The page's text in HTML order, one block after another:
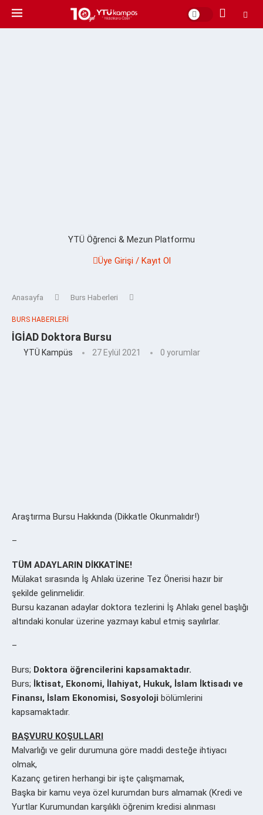
YTÜ Öğrenci & Mezun Platformu
Üye Girişi / Kayıt Ol
Anasayfa Burs Haberleri
BURS HABERLERI
İGİAD Doktora Bursu
YTÜ Kampüs 27 Eylül 2021 0 yorumlar
Araştırma Bursu Hakkında (Dikkatle Okunmalıdır!)
–
TÜM ADAYLARIN DİKKATİNE!
Mülakat sırasında İş Ahlakı üzerine Tez Önerisi hazır bir
şekilde gelinmelidir.
Bursu kazanan adaylar doktora tezlerini İş Ahlakı genel başlığı
altındaki konular üzerine yazmayı kabul etmiş sayılırlar.
–
Burs; Doktora öğrencilerini kapsamaktadır.
Burs; İktisat, Ekonomi, İlahiyat, Hukuk, İslam İktisadı ve
Finansı, İslam Ekonomisi, Sosyoloji bölümlerini
kapsamaktadır.
BAŞVURU KOŞULLARI
Malvarlığı ve gelir durumuna göre maddi desteğe ihtiyacı
olmak,
Kazanç getiren herhangi bir işte çalışmamak,
Başka bir kamu veya özel kurumdan burs almamak (Kredi ve
Yurtlar Kurumundan karşılıklı öğrenim kredisi alınması